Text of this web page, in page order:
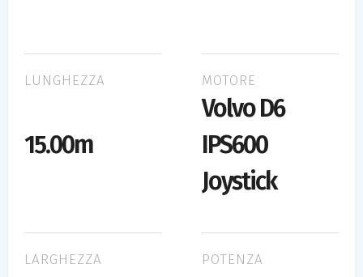
LUNGHEZZA
15.00m
MOTORE
Volvo D6
IPS600
Joystick
LARGHEZZA POTENZA